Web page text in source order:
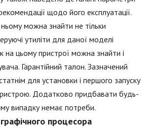
щодо його експлуатації.
можна знайти не тільки
утиліти для даної моделі
на цьому пристрої можна знайти і
Гарантійний талон. Зазначений
для установки і першого запуску
Додатково придбавати будь-
випадку немає потреби.
процесора